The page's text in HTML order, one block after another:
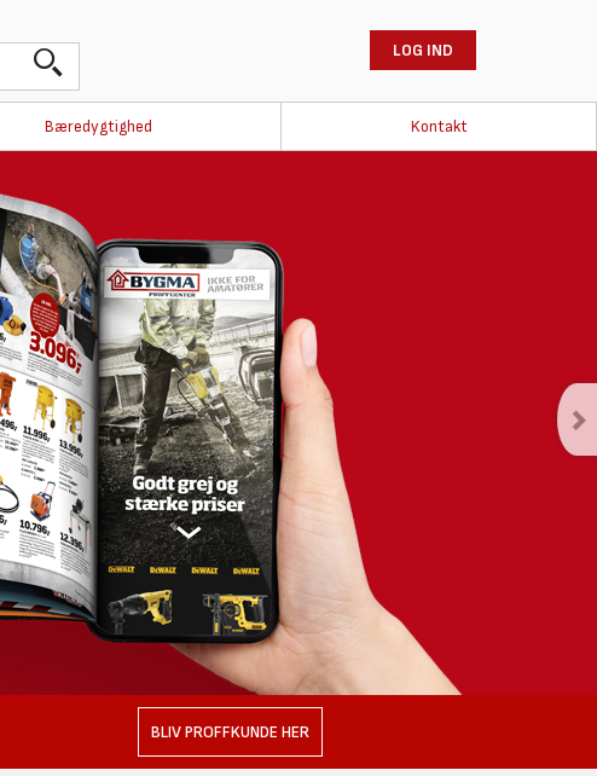
LOG IND
Bæredygtighed Kontakt
BLIV PROFFKUNDE HER